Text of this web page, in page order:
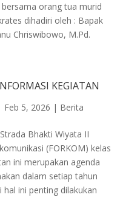
orang tua murid
dihadiri oleh : Bapak
Chriswibowo, M.Pd.
KEGIATAN
Feb 5, 2026 | Berita
Bhakti Wiyata II
(FORKOM) kelas
ini merupakan agenda
dalam setiap tahun
ini penting dilakukan